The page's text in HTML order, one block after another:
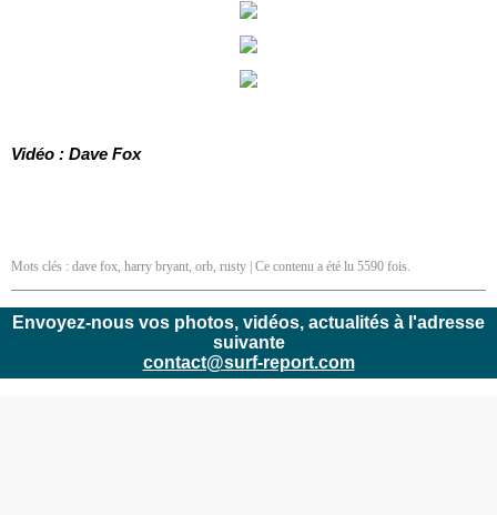
Vidéo : Dave Fox
Mots clés : dave fox, harry bryant, orb, rusty | Ce contenu a été lu 5590 fois.
Envoyez-nous vos photos, vidéos, actualités à l'adresse
suivante
contact@surf-report.com